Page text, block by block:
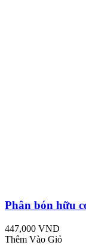
Phân bón hữu
447,000 VND
Thêm Vào Giỏ